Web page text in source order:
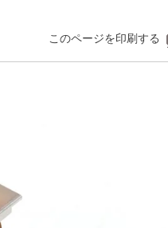
このページを印刷する